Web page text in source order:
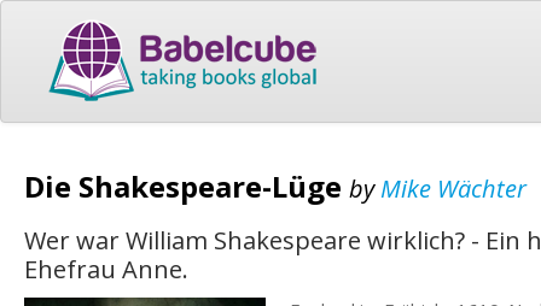
Die Shakespeare-Lüge byMike Wächter
Wer war William Shakespeare wirklich? -
Ehefrau Anne.